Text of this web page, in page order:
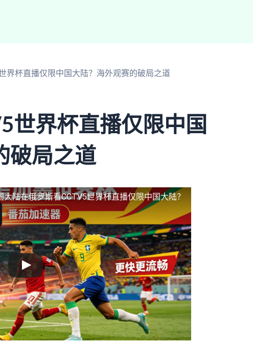
界杯直播仅限中国大陆？海外观赛的破局之道
世界杯直播仅限中国
破局之道
大陆在俄罗斯看CCTV5世界杯直播仅限中国大陆？